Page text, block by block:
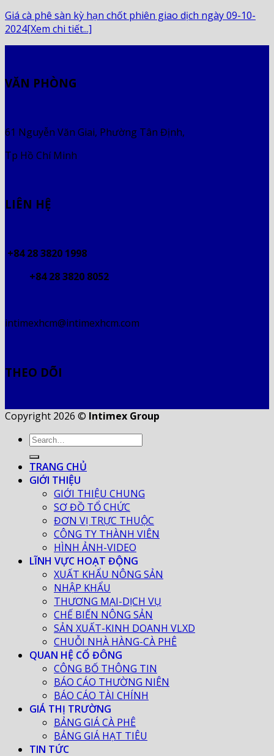
Giá cà phê sàn kỳ hạn chốt phiên giao dịch ngày 09-10-
2024[Xem chi tiết...]
VĂN PHÒNG
61 Nguyễn Văn Giai, Phường Tân Định,
Tp Hồ Chí Minh
LIÊN HỆ
+84 28 3820 1998
+84 28 3820 8052
intimexhcm@intimexhcm.com
THEO DÕI
Copyright 2026 © Intimex Group
TRANG CHỦ
GIỚI THIỆU
GIỚI THIỆU CHUNG
SƠ ĐỒ TỔ CHỨC
ĐƠN VỊ TRỰC THUỘC
CÔNG TY THÀNH VIÊN
HÌNH ẢNH-VIDEO
LĨNH VỰC HOẠT ĐỘNG
XUẤT KHẨU NÔNG SẢN
NHẬP KHẨU
THƯƠNG MẠI-DỊCH VỤ
CHẾ BIẾN NÔNG SẢN
SẢN XUẤT-KINH DOANH VLXD
CHUỖI NHÀ HÀNG-CÀ PHÊ
QUAN HỆ CỔ ĐÔNG
CÔNG BỐ THÔNG TIN
BÁO CÁO THƯỜNG NIÊN
BÁO CÁO TÀI CHÍNH
GIÁ THỊ TRƯỜNG
BẢNG GIÁ CÀ PHÊ
BẢNG GIÁ HẠT TIÊU
TIN TỨC